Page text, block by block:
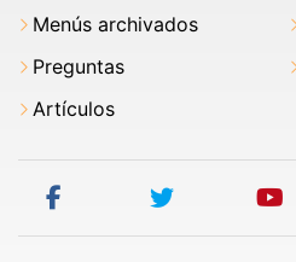
Menús archivados
Preguntas
Artículos
facebook twitter